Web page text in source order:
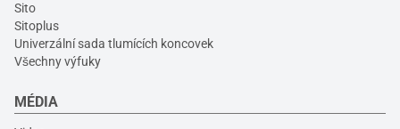
Sito
Sitoplus
Univerzální sada tlumících koncovek
Všechny výfuky
MÉDIA